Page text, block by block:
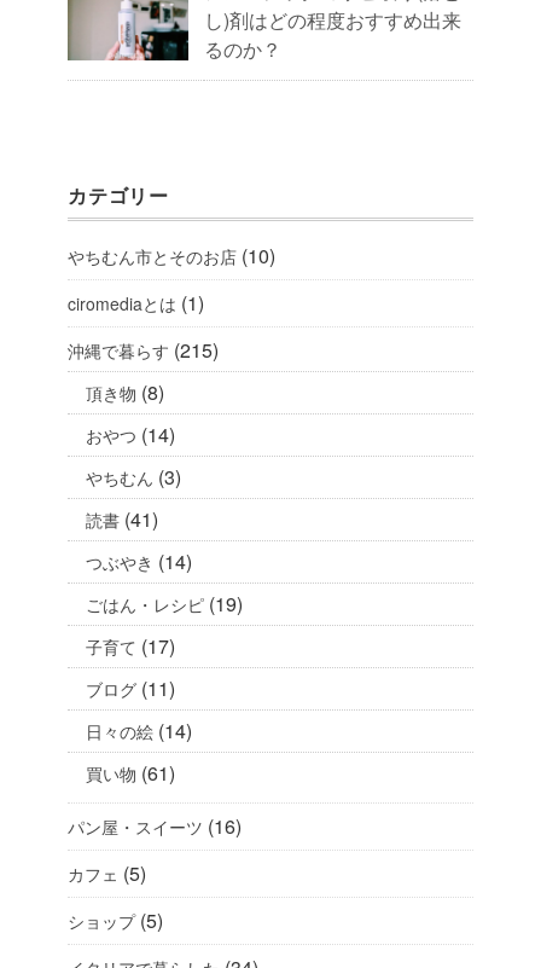
し)剤はどの程度おすすめ出来
るのか？
カテゴリー
やちむん市とそのお店 (10)
ciromediaとは (1)
沖縄で暮らす (215)
頂き物 (8)
おやつ (14)
やちむん (3)
読書 (41)
つぶやき (14)
ごはん・レシピ (19)
子育て (17)
ブログ (11)
日々の絵 (14)
買い物 (61)
パン屋・スイーツ (16)
カフェ (5)
ショップ(5)